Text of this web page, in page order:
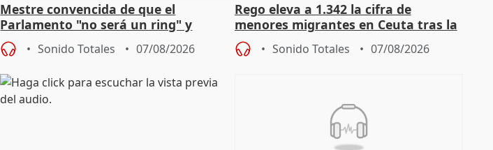
Mestre convencida de que el
Parlamento "no será un ring" y
defiende "estabilidad" del pacto con
Vox
Sonido Totales 07/08/2026
Rego eleva a 1.342 la cifra de
menores migrantes en Ceuta tras la
entrada masiva
Sonido Totales 07/08/2026